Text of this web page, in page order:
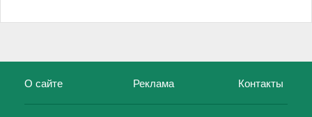
О сайте Реклама Контакты